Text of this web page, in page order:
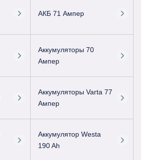
АКБ 71 Ампер
Аккумуляторы 70
Ампер
Аккумуляторы Varta 77
Ампер
Аккумулятор Westa
190 Ah